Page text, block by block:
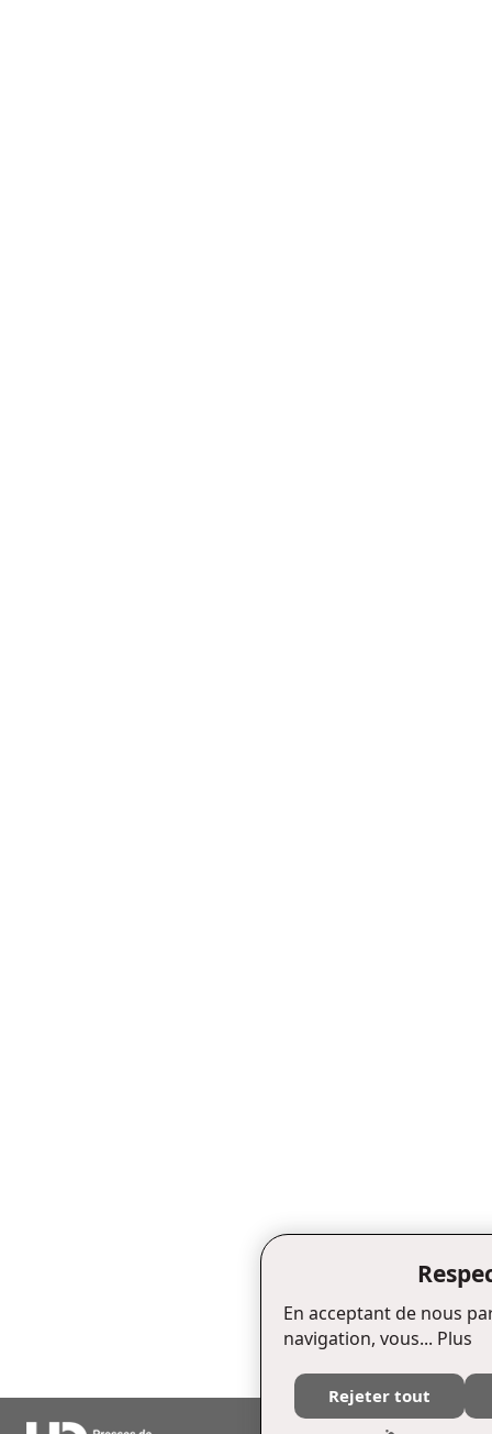
En acceptant de nous
navigation, vous... Plus
Rejeter tout